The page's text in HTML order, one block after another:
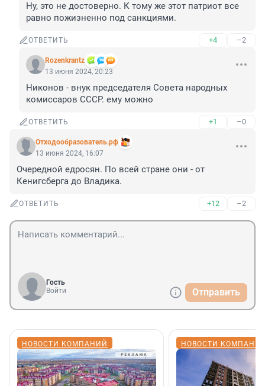
Ну, это не достоверно. К тому же этот патриот все
равно пожизненно под санкциями.
ОТВЕТИТЬ +4 –2
Rozenkrantz
13 июня 2024, 20:23
Никонов - внук председателя Совета народных
комиссаров СССР. ему можно
ОТВЕТИТЬ +1 –0
Отходообразователь.рф
13 июня 2024, 16:07
Очередной едросян. По всей стране они - от
Кенигсберга до Владика.
ОТВЕТИТЬ +12 –2
Гость
Войти
Отправить
НОВОСТИ КОМПАНИЙ НОВОСТИ